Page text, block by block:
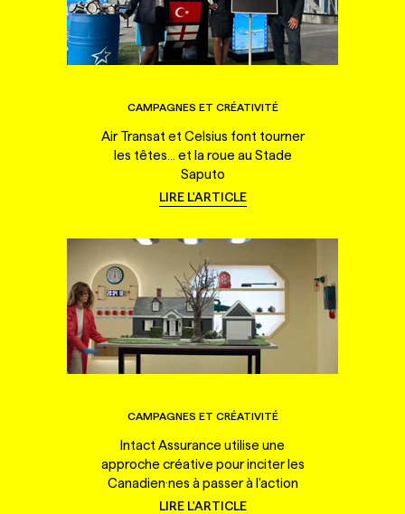
CAMPAGNES ET CRÉATIVITÉ
Air Transat et Celsius font tourner
les têtes... et la roue au Stade
Saputo
LIRE L'ARTICLE
CAMPAGNES ET CRÉATIVITÉ
Intact Assurance utilise une
approche créative pour inciter les
Canadien·nes à passer à l'action
LIRE L'ARTICLE